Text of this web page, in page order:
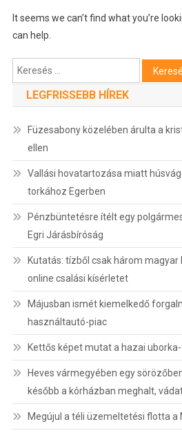
It seems we can’t find what you’re
can help.
Keresés:
LEGFRISSEBB HÍREK
Füzesabony közelében árulta a
ellen
Vallási hovatartozása miatt
torkához Egerben
Pénzbüntetésre ítélt egy
Egri Járásbíróság
Kutatás: tízből csak három
online csalási kísérletet
Májusban ismét kiemelkedő
használtautó-piac
Kettős képet mutat a hazai
Heves vármegyében egy
később a kórházban meghalt,
Megújul a téli üzemeltetési flotta a